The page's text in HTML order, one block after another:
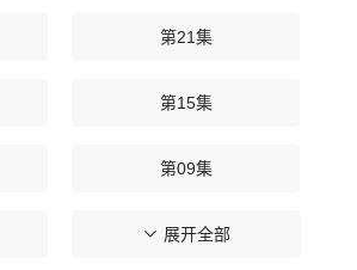
第21集
第15集
第09集
第03集
展开全部